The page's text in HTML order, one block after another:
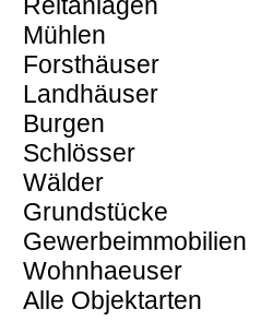
Mühlen
Forsthäuser
Landhäuser
Burgen
Schlösser
Wälder
Grundstücke
Gewerbeimmobilien
Wohnhaeuser
Alle Objektarten